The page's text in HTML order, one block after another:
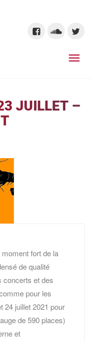
JUILLET –
fort de la
de qualité
concerts et des
pour les
24 juillet 2021 pour
de 590 places)
et